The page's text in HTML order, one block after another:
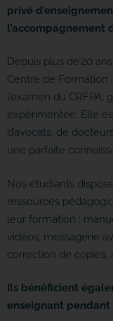
privé
l’accompagnement
Depuis plus de 20
Centre de Formation
l’examen du
expérimentée. Elle
d’avocats, de
une parfaite
Nos étudiants
ressources
leur formation :
vidéos, messagerie
correction de copies,
Ils bénéficient
enseignant